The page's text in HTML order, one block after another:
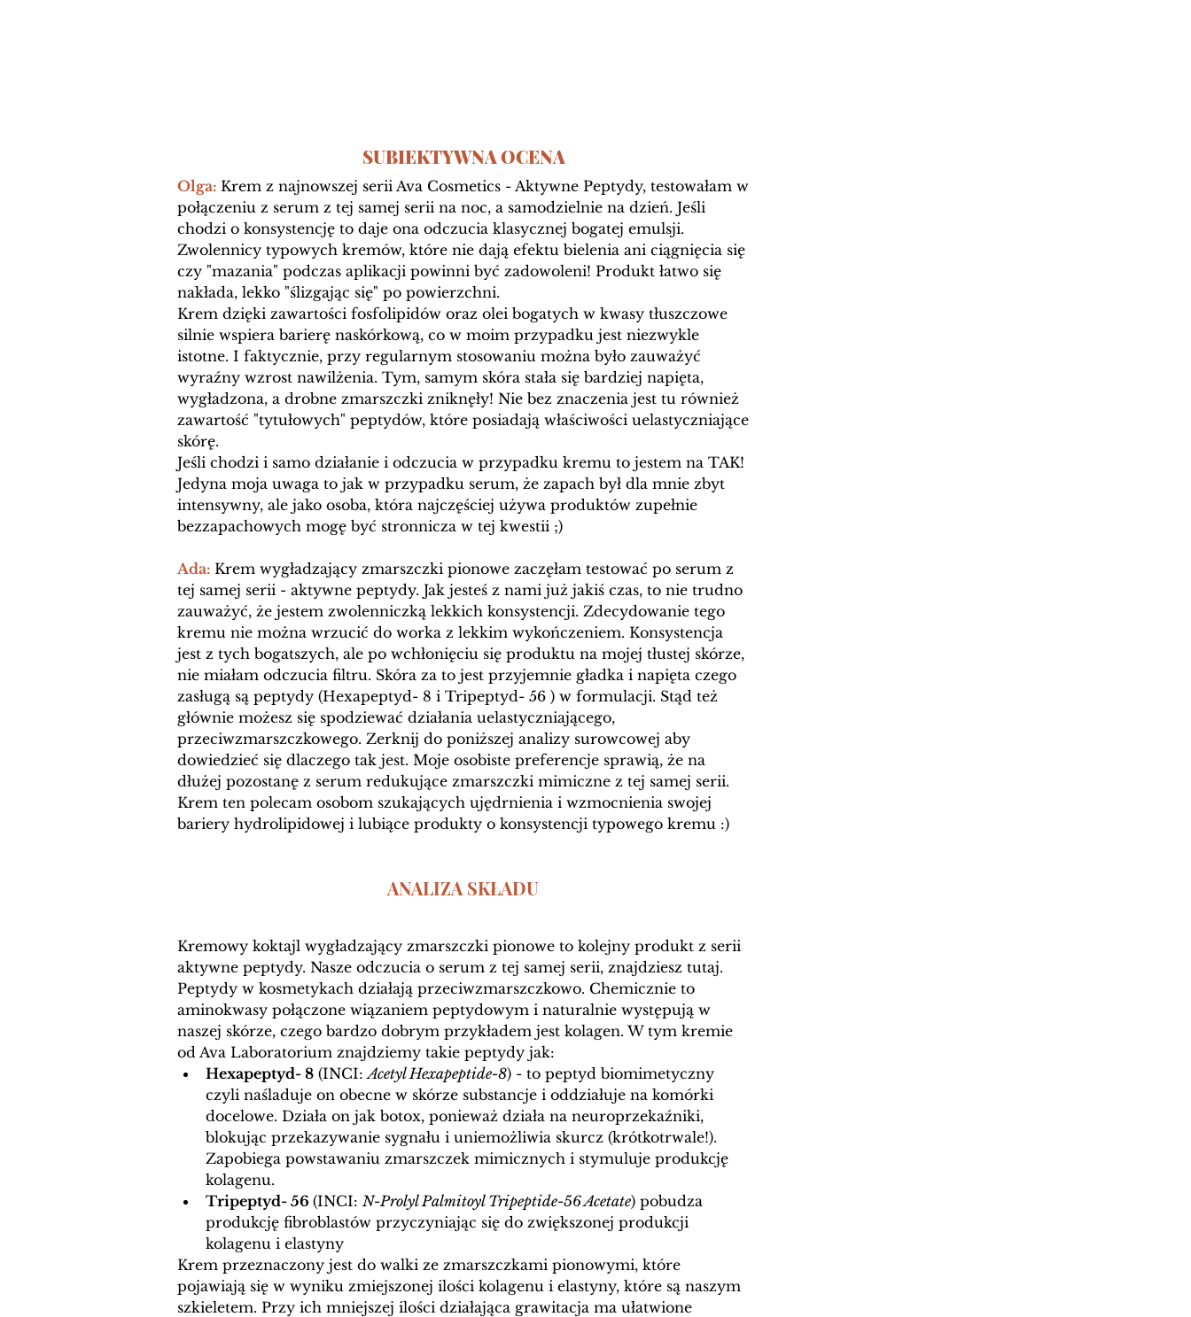
SUBIEKTYWNA OCENA
Olga: Krem z najnowszej serii Ava Cosmetics - Aktywne Peptydy, testowałam w
połączeniu z serum z tej samej serii na noc, a samodzielnie na dzień. Jeśli
chodzi o konsystencję to daje ona odczucia klasycznej bogatej emulsji.
Zwolennicy typowych kremów, które nie dają efektu bielenia ani ciągnięcia się
czy "mazania" podczas aplikacji powinni być zadowoleni! Produkt łatwo się
nakłada, lekko "ślizgając się" po powierzchni.
Krem dzięki zawartości fosfolipidów oraz olei bogatych w kwasy tłuszczowe
silnie wspiera barierę naskórkową, co w moim przypadku jest niezwykle
istotne. I faktycznie, przy regularnym stosowaniu można było zauważyć
wyraźny wzrost nawilżenia. Tym, samym skóra stała się bardziej napięta,
wygładzona, a drobne zmarszczki zniknęły! Nie bez znaczenia jest tu również
zawartość "tytułowych" peptydów, które posiadają właściwości uelastyczniające
skórę.
Jeśli chodzi i samo działanie i odczucia w przypadku kremu to jestem na TAK!
Jedyna moja uwaga to jak w przypadku serum, że zapach był dla mnie zbyt
intensywny, ale jako osoba, która najczęściej używa produktów zupełnie
bezzapachowych mogę być stronnicza w tej kwestii ;)
Ada: Krem wygładzający zmarszczki pionowe zaczęłam testować po serum z
tej samej serii - aktywne peptydy. Jak jesteś z nami już jakiś czas, to nie trudno
zauważyć, że jestem zwolenniczką lekkich konsystencji. Zdecydowanie tego
kremu nie można wrzucić do worka z lekkim wykończeniem. Konsystencja
jest z tych bogatszych, ale po wchłonięciu się produktu na mojej tłustej skórze,
nie miałam odczucia filtru. Skóra za to jest przyjemnie gładka i napięta czego
zasługą są peptydy (Hexapeptyd- 8 i Tripeptyd- 56 ) w formulacji. Stąd też
głównie możesz się spodziewać działania uelastyczniającego,
przeciwzmarszczkowego. Zerknij do poniższej analizy surowcowej aby
dowiedzieć się dlaczego tak jest. Moje osobiste preferencje sprawią, że na
dłużej pozostanę z serum redukujące zmarszczki mimiczne z tej samej serii.
Krem ten polecam osobom szukających ujędrnienia i wzmocnienia swojej
bariery hydrolipidowej i lubiące produkty o konsystencji typowego kremu :)
ANALIZA SKŁADU
Kremowy koktajl wygładzający zmarszczki pionowe to kolejny produkt z serii
aktywne peptydy. Nasze odczucia o serum z tej samej serii, znajdziesz tutaj.
Peptydy w kosmetykach działają przeciwzmarszczkowo. Chemicznie to
aminokwasy połączone wiązaniem peptydowym i naturalnie występują w
naszej skórze, czego bardzo dobrym przykładem jest kolagen. W tym kremie
od Ava Laboratorium znajdziemy takie peptydy jak:
Hexapeptyd- 8 (INCI: Acetyl Hexapeptide-8) - to peptyd biomimetyczny
czyli naśladuje on obecne w skórze substancje i oddziałuje na komórki
docelowe. Działa on jak botox, ponieważ działa na neuroprzekaźniki,
blokując przekazywanie sygnału i uniemożliwia skurcz (krótkotrwale!).
Zapobiega powstawaniu zmarszczek mimicznych i stymuluje produkcję
kolagenu.
Tripeptyd- 56 (INCI: N-Prolyl Palmitoyl Tripeptide-56 Acetate) pobudza
produkcję fibroblastów przyczyniając się do zwiększonej produkcji
kolagenu i elastyny
Krem przeznaczony jest do walki ze zmarszczkami pionowymi, które
pojawiają się w wyniku zmiejszonej ilości kolagenu i elastyny, które są naszym
szkieletem. Przy ich mniejszej ilości działająca grawitacja ma ułatwione